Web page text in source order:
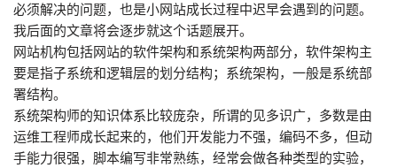
必须解决的问题，也是小网站成长过程中迟早会遇到的问题。
我后面的文章将会逐步就这个话题展开。
网站机构包括网站的软件架构和系统架构两部分，软件架构主
要是指子系统和逻辑层的划分结构；系统架构，一般是系统部
署结构。
系统架构师的知识体系比较庞杂，所谓的见多识广，多数是由
运维工程师成长起来的，他们开发能力不强，编码不多，但动
手能力很强，脚本编写非常熟练，经常会做各种类型的实验，